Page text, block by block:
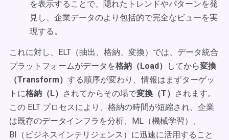
を表示することで、隠れたトレンドやパターンを発
見し、企業データのより包括的で完全なビューを実
現する。
これに対し、ELT（抽出、格納、変換）では、データ統合
プラットフォームがデータを格納（Load） してから変換
（Transform） する順序が変わり、情報はまずターゲッ
トに格納（L） されてからその場で変換（T） されます。
この ELT プロセスにより、格納の時間が短縮され、企業
は既存のデータインフラを分析、ML（機械学習）、
BI（ビジネスインテリジェンス）に迅速に活用すること